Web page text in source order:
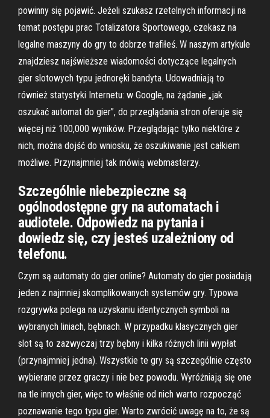
powinny się pojawić. Jeżeli szukasz rzetelnych informacji na
temat postępu prac Totalizatora Sportowego, czekasz na
legalne maszyny do gry to dobrze trafiłeś. W naszym artykule
znajdziesz najświeższe wiadomości dotyczące legalnych
gier slotowych typu jednoręki bandyta. Udowadniają to
również statystyki Internetu: w Google, na żądanie „jak
oszukać automat do gier”, do przeglądania stron oferuje się
więcej niż 100,000 wyników. Przeglądając tylko niektóre z
nich, można dojść do wniosku, że oszukiwanie jest całkiem
możliwe. Przynajmniej tak mówią webmasterzy.
Szczególnie niebezpieczne są
ogólnodostępne gry na automatach i
audiotele. Odpowiedz na pytania i
dowiedz się, czy jesteś uzależniony od
telefonu.
Czym są automaty do gier online? Automaty do gier posiadają
jeden z najmniej skomplikowanych systemów gry. Typowa
rozgrywka polega na uzyskaniu identycznych symboli na
wybranych liniach, bębnach. W przypadku klasycznych gier
slot są to zazwyczaj trzy bębny i kilka różnych linii wypłat
(przynajmniej jedna). Wszystkie te gry są szczególnie często
wybierane przez graczy i nie bez powodu. Wyróżniają się one
na tle innych gier, więc to właśnie od nich warto rozpocząć
poznawanie tego typu gier. Warto zwrócić uwagę na to, że są